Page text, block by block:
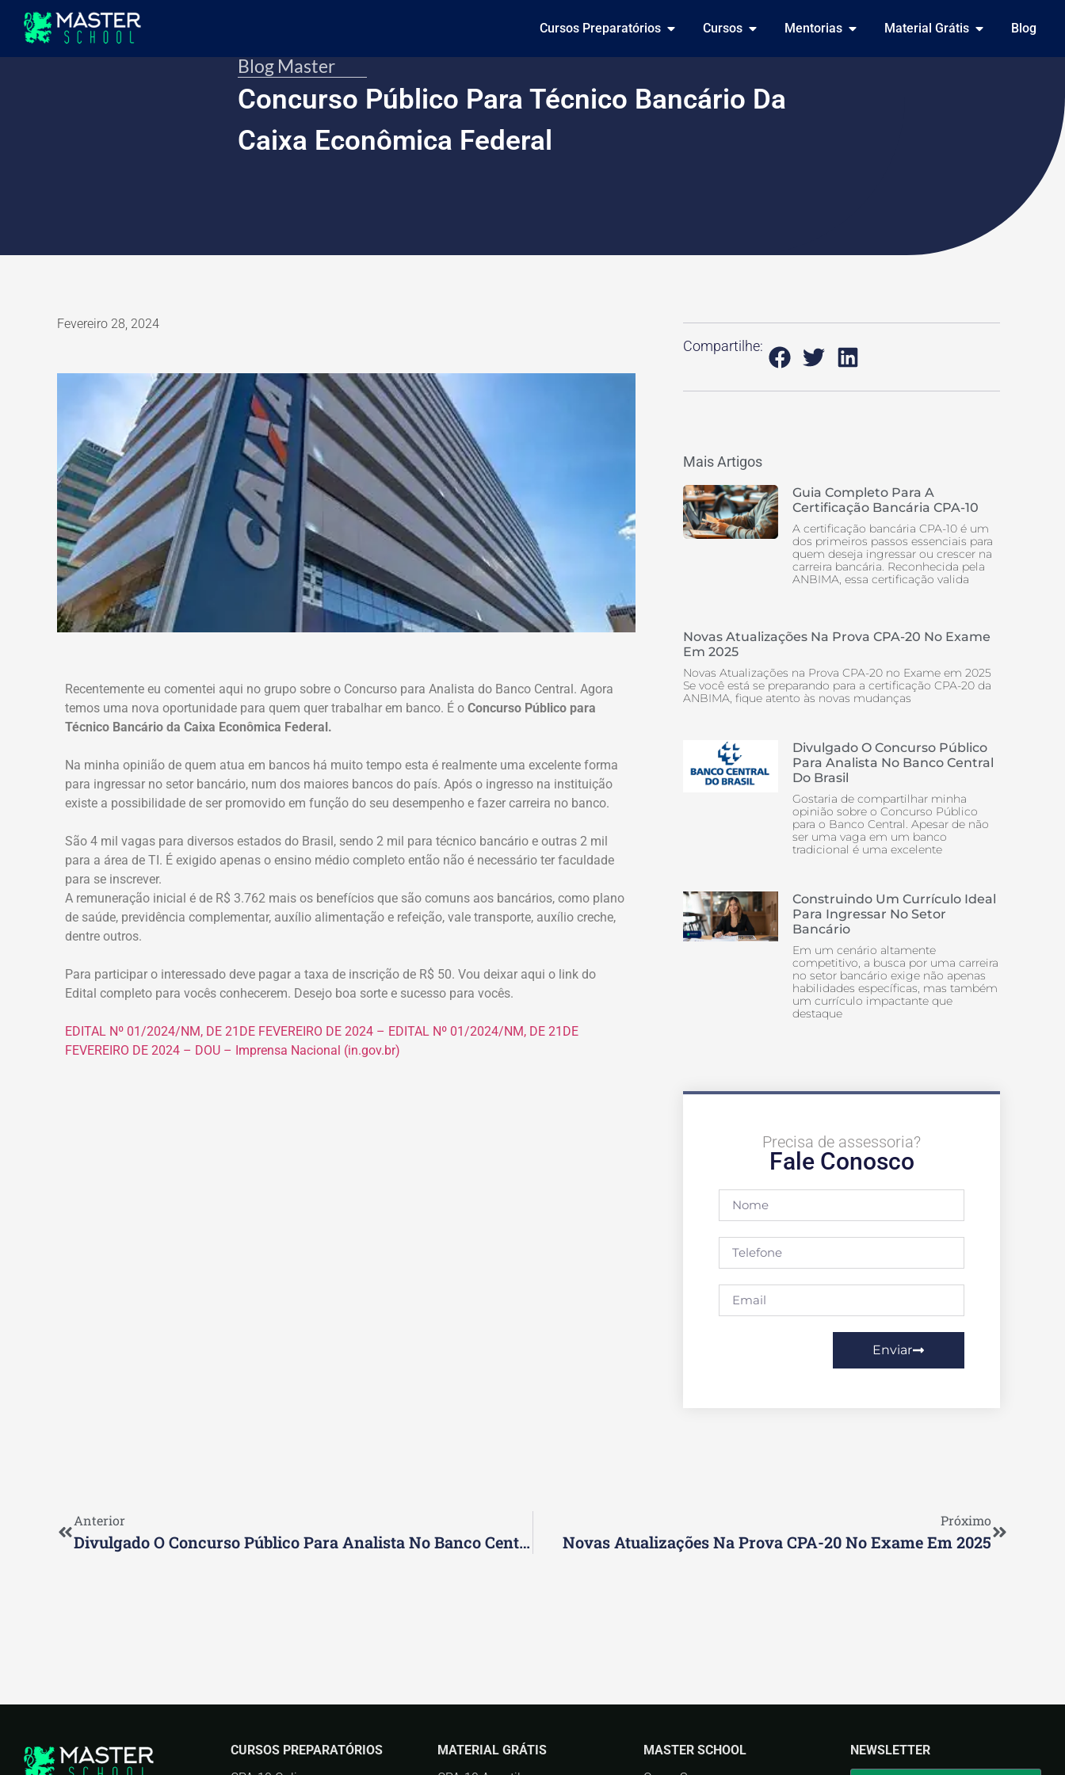
Cursos Preparatórios Cursos Mentorias Material Grátis Blog
Blog Master
Concurso Público Para Técnico Bancário Da
Caixa Econômica Federal
Fevereiro 28, 2024
Recentemente eu comentei aqui no grupo sobre o Concurso para Analista do Banco Central. Agora
temos uma nova oportunidade para quem quer trabalhar em banco. É o Concurso Público para
Técnico Bancário da Caixa Econômica Federal.
Na minha opinião de quem atua em bancos há muito tempo esta é realmente uma excelente forma
para ingressar no setor bancário, num dos maiores bancos do país. Após o ingresso na instituição
existe a possibilidade de ser promovido em função do seu desempenho e fazer carreira no banco.
São 4 mil vagas para diversos estados do Brasil, sendo 2 mil para técnico bancário e outras 2 mil
para a área de TI. É exigido apenas o ensino médio completo então não é necessário ter faculdade
para se inscrever.
A remuneração inicial é de R$ 3.762 mais os benefícios que são comuns aos bancários, como plano
de saúde, previdência complementar, auxílio alimentação e refeição, vale transporte, auxílio creche,
dentre outros.
Para participar o interessado deve pagar a taxa de inscrição de R$ 50. Vou deixar aqui o link do
Edital completo para vocês conhecerem. Desejo boa sorte e sucesso para vocês.
EDITAL Nº 01/2024/NM, DE 21DE FEVEREIRO DE 2024 – EDITAL Nº 01/2024/NM, DE 21DE
FEVEREIRO DE 2024 – DOU – Imprensa Nacional (in.gov.br)
Compartilhe:
Mais Artigos
Guia Completo Para A
Certificação Bancária CPA-10
A certificação bancária CPA-10 é um
dos primeiros passos essenciais para
quem deseja ingressar ou crescer na
carreira bancária. Reconhecida pela
ANBIMA, essa certificação valida
Novas Atualizações Na Prova CPA-20 No Exame
Em 2025
Novas Atualizações na Prova CPA-20 no Exame em 2025
Se você está se preparando para a certificação CPA-20 da
ANBIMA, fique atento às novas mudanças
Divulgado O Concurso Público
Para Analista No Banco Central
Do Brasil
Gostaria de compartilhar minha
opinião sobre o Concurso Público
para o Banco Central. Apesar de não
ser uma vaga em um banco
tradicional é uma excelente
Construindo Um Currículo Ideal
Para Ingressar No Setor
Bancário
Em um cenário altamente
competitivo, a busca por uma carreira
no setor bancário exige não apenas
habilidades específicas, mas também
um currículo impactante que
destaque
Precisa de assessoria?
Fale Conosco
Enviar
Anterior
Divulgado O Concurso Público Para Analista No Banco Central Do Brasil
Próximo
Novas Atualizações Na Prova CPA-20 No Exame Em 2025
CURSOS PREPARATÓRIOS
MATERIAL GRÁTIS
MASTER SCHOOL
NEWSLETTER